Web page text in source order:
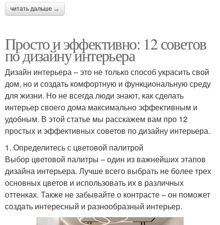
читать дальше →
Просто и эффективно: 12 советов
по дизайну интерьера
Дизайн интерьера – это не только способ украсить свой
дом, но и создать комфортную и функциональную среду
для жизни. Но не всегда люди знают, как сделать
интерьер своего дома максимально эффективным и
удобным. В этой статье мы расскажем вам про 12
простых и эффективных советов по дизайну интерьера.
1. Определитесь с цветовой палитрой
Выбор цветовой палитры – один из важнейших этапов
дизайна интерьера. Лучше всего выбрать не более трех
основных цветов и использовать их в различных
оттенках. Также не забывайте о контрасте – он поможет
создать интересный и разнообразный интерьер.